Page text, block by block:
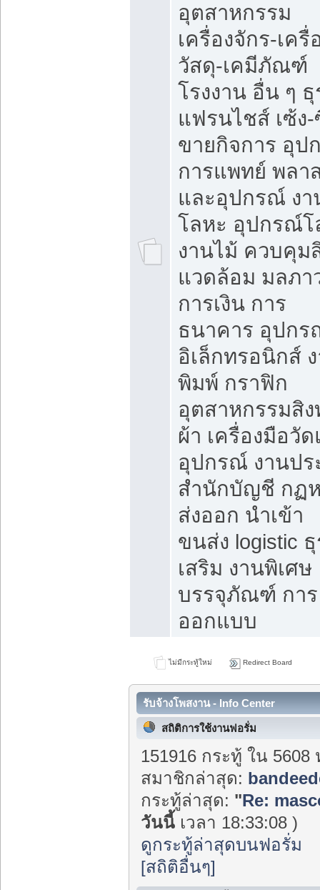
อุตสาหกรรม
เครื่องจักร-เครื่
วัสดุ-เคมีภัณฑ์
โรงงาน อื่น ๆ
แฟรนไชส์ เซ้ง
ขายกิจการ อุป
การแพทย์ พลา
และอุปกรณ์ งา
โลหะ อุปกรณ์โ
งานไม้ ควบคุม
แวดล้อม มลภา
การเงิน การ
ธนาคาร อุปก
อิเล็กทรอนิกส์
พิมพ์ กราฟิก
อุตสาหกรรมสิ
ผ้า เครื่องมือวั
อุปกรณ์ งานปร
สำนักบัญชี กฏ
ส่งออก นำเข้า
ขนส่ง logistic
เสริม งานพิเศษ
บรรจุภัณฑ์ การ
ออกแบบ
ไม่มีกระทู้ใหม่ Redirect Board
รับจ้างโพสงาน - Info Center
สถิติการใช้งานฟอรั่ม
151916 กระทู้ ใน
สมาชิกล่าสุด:
กระทู้ล่าสุด: "Re:
วันนี้ เวลา 18:33:08 )
ดูกระทู้ล่าสุดบนฟอรั่ม
[สถิติอื่นๆ]